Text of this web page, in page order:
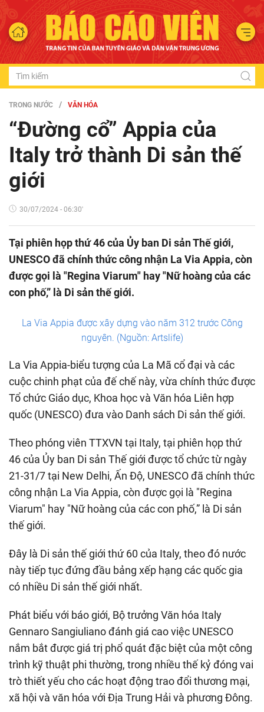
TRONG NƯỚC VĂN HÓA
“Đường cổ” Appia của
Italy trở thành Di sản thế
giới
30/07/2024 - 06:30'
Tại phiên họp thứ 46 của Ủy ban Di sản Thế giới,
UNESCO đã chính thức công nhận La Via Appia, còn
được gọi là "Regina Viarum" hay "Nữ hoàng của các
con phố,” là Di sản thế giới.
La Via Appia được xây dựng vào năm 312 trước Công
nguyên. (Nguồn: Artslife)
La Via Appia-biểu tượng của La Mã cổ đại và các
cuộc chinh phạt của đế chế này, vừa chính thức được
Tổ chức Giáo dục, Khoa học và Văn hóa Liên hợp
quốc (UNESCO) đưa vào Danh sách Di sản thế giới.
Theo phóng viên TTXVN tại Italy, tại phiên họp thứ
46 của Ủy ban Di sản Thế giới được tổ chức từ ngày
21-31/7 tại New Delhi, Ấn Độ, UNESCO đã chính thức
công nhận La Via Appia, còn được gọi là "Regina
Viarum" hay "Nữ hoàng của các con phố,” là Di sản
thế giới.
Đây là Di sản thế giới thứ 60 của Italy, theo đó nước
này tiếp tục đứng đầu bảng xếp hạng các quốc gia
có nhiều Di sản thế giới nhất.
Phát biểu với báo giới, Bộ trưởng Văn hóa Italy
Gennaro Sangiuliano đánh giá cao việc UNESCO
nắm bắt được giá trị phổ quát đặc biệt của một công
trình kỹ thuật phi thường, trong nhiều thế kỷ đóng vai
trò thiết yếu cho các hoạt động trao đổi thương mại,
xã hội và văn hóa với Địa Trung Hải và phương Đông.